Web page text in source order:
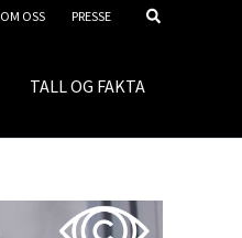
OM OSS PRESSE
TALL OG FAKTA